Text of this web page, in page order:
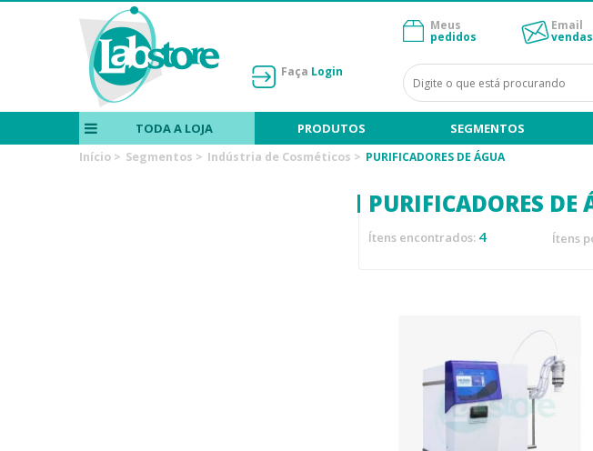
Faça Login
Meus
pedidos
Email
TODA A LOJA PRODUTOS SEGMENTOS
Início > Segmentos > Indústria de Cosméticos > PURIFICADORES DE ÁGUA
PURIFICADORES DE
Ítens encontrados: 4 Ítens